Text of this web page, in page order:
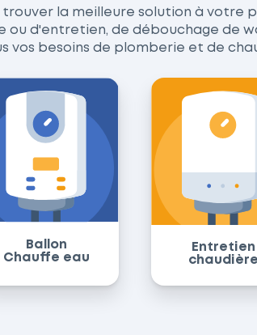
la meilleure solution à votre
d'entretien, de débouchage de
vos besoins de plomberie et de
Ballon
Chauffe eau
Entretien
chaudière